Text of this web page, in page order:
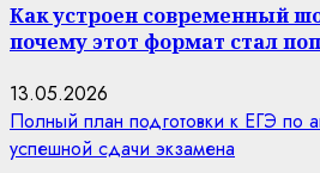
Как устроен современный
почему этот формат стал
13.05.2026
Полный план подготовки к ЕГЭ по
успешной сдачи экзамена